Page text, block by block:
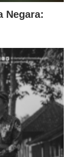
Negara: